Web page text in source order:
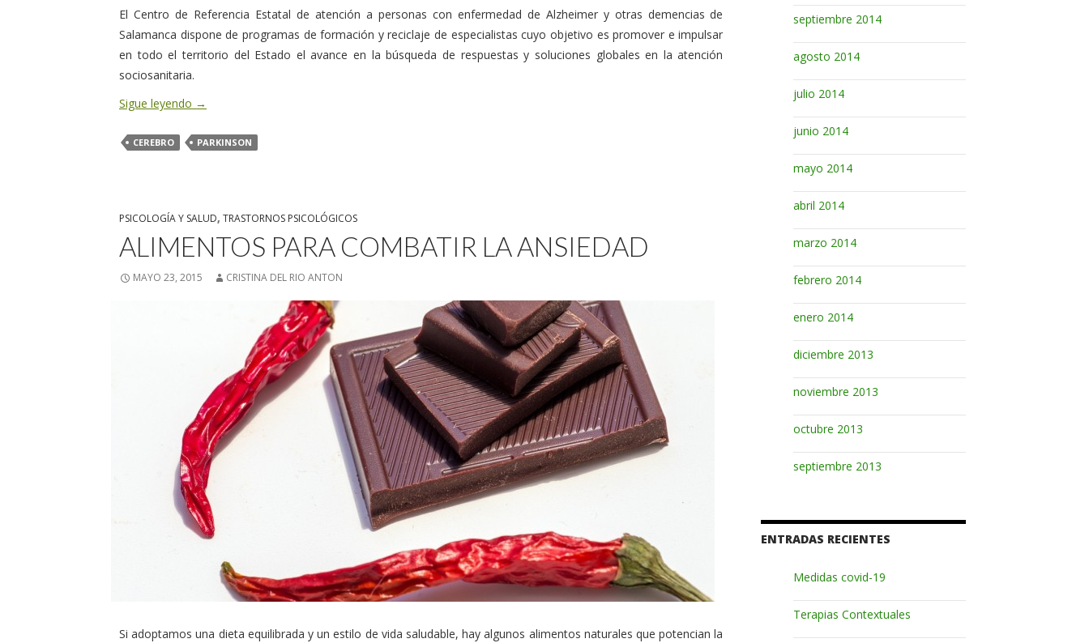
El Centro de Referencia Estatal de atención a personas con enfermedad de Alzheimer y otras demencias de
Salamanca dispone de programas de formación y reciclaje de especialistas cuyo objetivo es promover e impulsar
en todo el territorio del Estado el avance en la búsqueda de respuestas y soluciones globales en la atención
sociosanitaria.
Sigue leyendo →
CEREBRO PARKINSON
PSICOLOGÍA Y SALUD, TRASTORNOS PSICOLÓGICOS
ALIMENTOS PARA COMBATIR LA ANSIEDAD
MAYO 23, 2015 CRISTINA DEL RIO ANTON
Si adoptamos una dieta equilibrada y un estilo de vida saludable, hay algunos alimentos naturales que potencian la
septiembre 2014
agosto 2014
julio 2014
junio 2014
mayo 2014
abril 2014
marzo 2014
febrero 2014
enero 2014
diciembre 2013
noviembre 2013
octubre 2013
septiembre 2013
ENTRADAS RECIENTES
Medidas covid-19
Terapias Contextuales